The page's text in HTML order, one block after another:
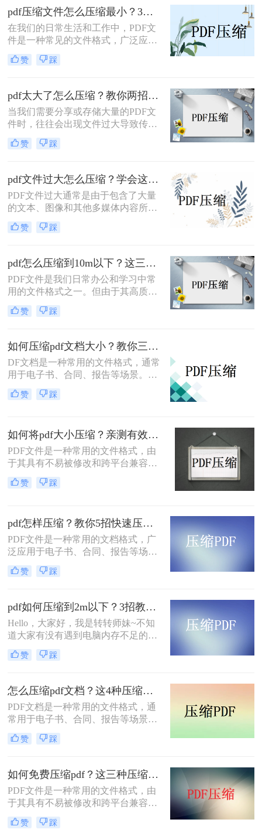
为了许多人关注的焦点。本文将为大
家详细介绍pdf怎么压缩的方法和技
巧，帮助您更高效地完成压缩任务，
让您的工作变得更加便捷！
pdf压缩文件怎么压缩最小？3种方法任你选择！
在我们的日常生活和工作中，PDF文
件是一种常见的文件格式，广泛应用
于各种场景。然而，有时候我们会遇
到PDF文件过大，导致传输、存储或
怎么压缩最小呢?下面小编将分享3种
简单的方法，让你可以轻松将PDF文
件变小。
赞 踩
pdf太大了怎么压缩？教你两招，一键释放80％体积！
当我们需要分享或存储大量的PDF文
件时，往往会出现文件过大导致传输
不便或存储空间不足的问题。为了解
决这个问题，我们可以使用一些工具
将介绍pdf太大了怎么压缩方法，帮助
您轻松地减小PDF文件的大小。
赞 踩
pdf文件过大怎么压缩？学会这二个方法就够了！
PDF文件过大通常是由于包含了大量
的文本、图像和其他多媒体内容所导
致的。为了解决这个问题，我们可以
使用一些技术手段来压缩PDF文件的
将介绍一些常见的pdf文件过大怎么压
缩方法。
赞 踩
pdf怎么压缩到10m以下？这三种方法值得一试！
PDF文件是我们日常办公和学习中常
用的文件格式之一。但由于其高质量
的图片和复杂的排版，PDF文件往往
会占用较大的存储空间，给文件的传
解决类似的问题，你必须压缩PDF文
件的大小。那么，pdf怎么压缩到10m
以下呢?接下来推荐三种压缩PDF的方
法。让我们一起来看看。
赞 踩
如何压缩pdf文档大小？教你三种简单的压缩方法！
DF文档是一种常用的文件格式，通常
用于电子书、合同、报告等场景。由
于PDF文档通常包含大量的文本和图
像信息，因此它们可能会占用大量的
PDF文档进行压缩是非常必要的。下
面将介绍如何压缩pdf文档大小方法。
赞 踩
如何将pdf大小压缩？亲测有效的3个方法！
PDF文件是一种常用的文件格式，由
于其具有不易被修改和跨平台兼容性
强的特点，因此被广泛应用于文件传
输和共享领域。然而，PDF文件可能
间，因此需要进行压缩。本文将介绍
如何将pdf大小压缩的方法。
赞 踩
pdf怎样压缩？教你5招快速压缩！
PDF文件是一种常用的文档格式，广
泛应用于电子书、合同、报告等场
景。由于PDF文件通常包含大量的文
本和图像信息，它们可能会占用大量
变慢，存储空间不足等问题。因此，
对PDF文件进行压缩是非常必要的。
下面将介绍几种常见的pdf怎样压缩方
法。
赞 踩
pdf如何压缩到2m以下？3招教会你！
Hello，大家好，我是转转师妹~不知
道大家有没有遇到电脑内存不足的情
况。其实我们在面对这种情况的时
候，只要将电脑里面的PDF文件进行
那么pdf如何压缩到2m以下呢？今天
我就分享给你PDF压缩大小方法。
赞 踩
怎么压缩pdf文档？这4种压缩方法快来学~
PDF文档是一种常用的文件格式，通
常用于电子书、合同、报告等场景。
由于PDF文档通常包含大量的文本和
图像信息，因此它们可能会占用大量
变慢，存储空间不足等问题。因此，
对PDF文档进行压缩是非常必要的。
下面将介绍几种常见的PDF压缩方
法。一起看看怎么压缩PDF文档吧。
赞 踩
如何免费压缩pdf？这三种压缩方法快来学~
PDF文件是一种常用的文件格式，由
于其具有不易被修改和跨平台兼容性
强的特点，因此被广泛应用于文件传
输和共享领域。然而，PDF文件可能
赞 踩